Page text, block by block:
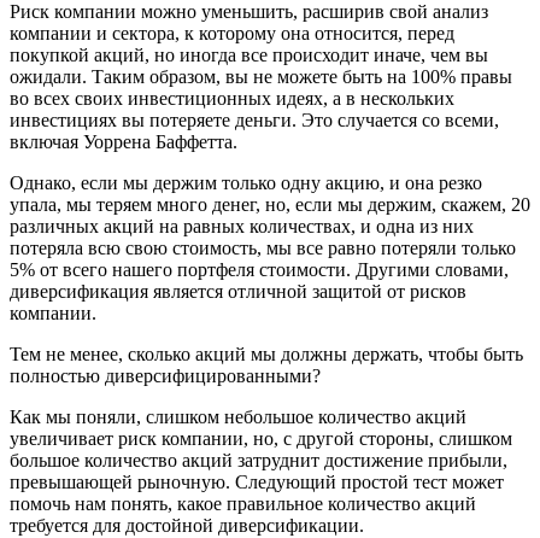
Риск компании можно уменьшить, расширив свой анализ
компании и сектора, к которому она относится, перед
покупкой акций, но иногда все происходит иначе, чем вы
ожидали. Таким образом, вы не можете быть на 100% правы
во всех своих инвестиционных идеях, а в нескольких
инвестициях вы потеряете деньги. Это случается со всеми,
включая Уоррена Баффетта.
Однако, если мы держим только одну акцию, и она резко
упала, мы теряем много денег, но, если мы держим, скажем, 20
различных акций на равных количествах, и одна из них
потеряла всю свою стоимость, мы все равно потеряли только
5% от всего нашего портфеля стоимости. Другими словами,
диверсификация является отличной защитой от рисков
компании.
Тем не менее, сколько акций мы должны держать, чтобы быть
полностью диверсифицированными?
Как мы поняли, слишком небольшое количество акций
увеличивает риск компании, но, с другой стороны, слишком
большое количество акций затруднит достижение прибыли,
превышающей рыночную. Следующий простой тест может
помочь нам понять, какое правильное количество акций
требуется для достойной диверсификации.